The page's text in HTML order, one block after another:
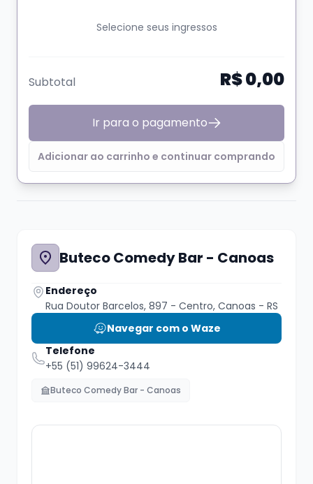
O ingresso é virtual, quando você termina o
Por exemplo, se seu nome for Astrufio, vc
nome de Arthur, fala Arthur porque Astrufio é
um nome ruim demais para ser divulgado!
espetáculo, o Buteco conta com um cardápio
Selecione seus ingressos
Subtotal R$ 0,00
Ir para o pagamento
Adicionar ao carrinho e continuar comprando
Buteco Comedy Bar - Canoas
Endereço
Rua Doutor Barcelos, 897 - Centro, Canoas - RS
Navegar com o Waze
Telefone
+55 (51) 99624-3444
Buteco Comedy Bar - Canoas